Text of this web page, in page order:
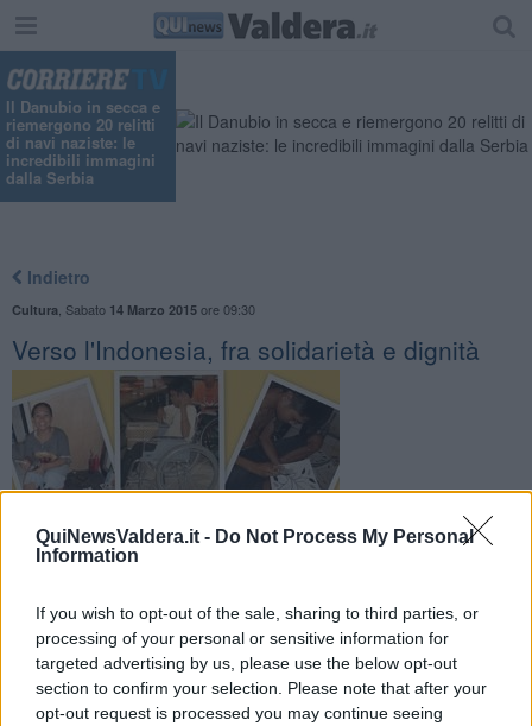
QuiNewsValdera.it - Do Not Process My Personal
Information
If you wish to opt-out of the sale, sharing to third parties, or
processing of your personal or sensitive information for
targeted advertising by us, please use the below opt-out
section to confirm your selection. Please note that after your
opt-out request is processed you may continue seeing
Il Danubio in secca e
riemergono 20 relitti
di navi naziste: le
incredibili immagini
dalla Serbia
Indietro
Cultura Sabato 14 Marzo 2015ore 09:30
Verso l'Indonesia, fra solidarietà e dignità
Appuntamento al centro Poliedro in piazza Berlinguer con